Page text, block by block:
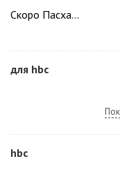
Скоро Пасха…
для hbc
hbc